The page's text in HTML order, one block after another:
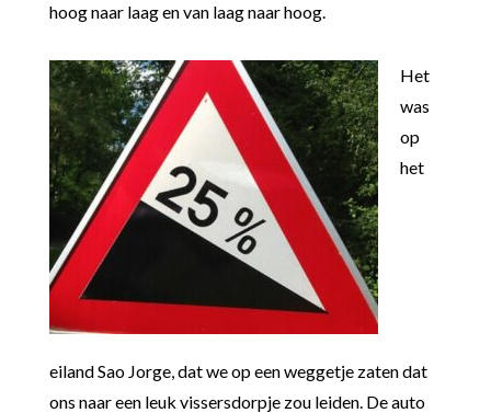
hoog naar laag en van laag naar hoog.
Het
was
op
het
eiland Sao Jorge, dat we op een weggetje zaten dat
ons naar een leuk vissersdorpje zou leiden. De auto